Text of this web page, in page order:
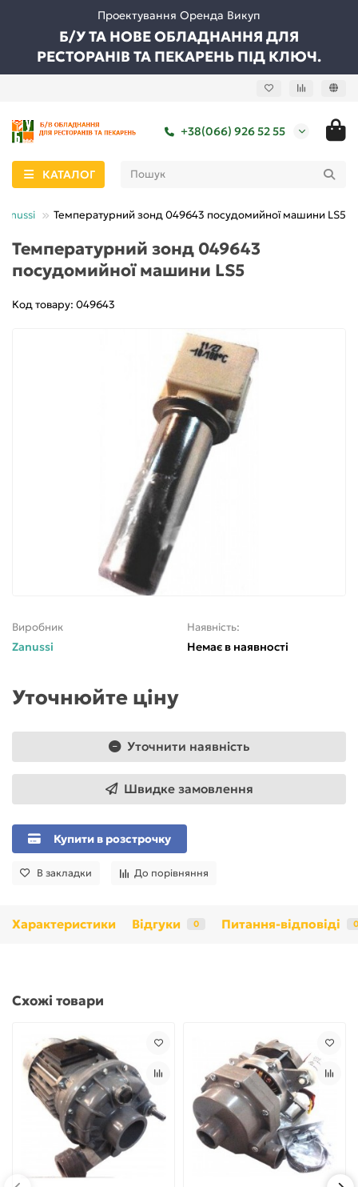
Проектування Оренда Викуп
Б/У ТА НОВЕ ОБЛАДНАННЯ ДЛЯ
РЕСТОРАНІВ ТА ПЕКАРЕНЬ ПІД КЛЮЧ.
+38(066) 926 52 55
КАТАЛОГ
Температурний зонд 049643 посудомийної машини LS5
Температурний зонд 049643
посудомийної машини LS5
Код товару: 049643
Виробник
Zanussi
Наявність:
Немає в наявності
Уточнюйте ціну
Уточнити наявність
Швидке замовлення
Купити в розстрочку
В закладки До порівняння
Характеристики Відгуки 0 Питання-відповіді 0
Схожі товари